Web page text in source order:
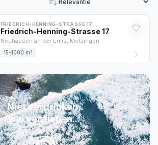
Sorteren
FRIEDRICH-HENNING-STRASSE 17
Friedrich-Henning-Strasse 17
Neuhausen an der Erms, Metzingen
15-1000 m²
Niet verdrinken,
wel verdiepen...